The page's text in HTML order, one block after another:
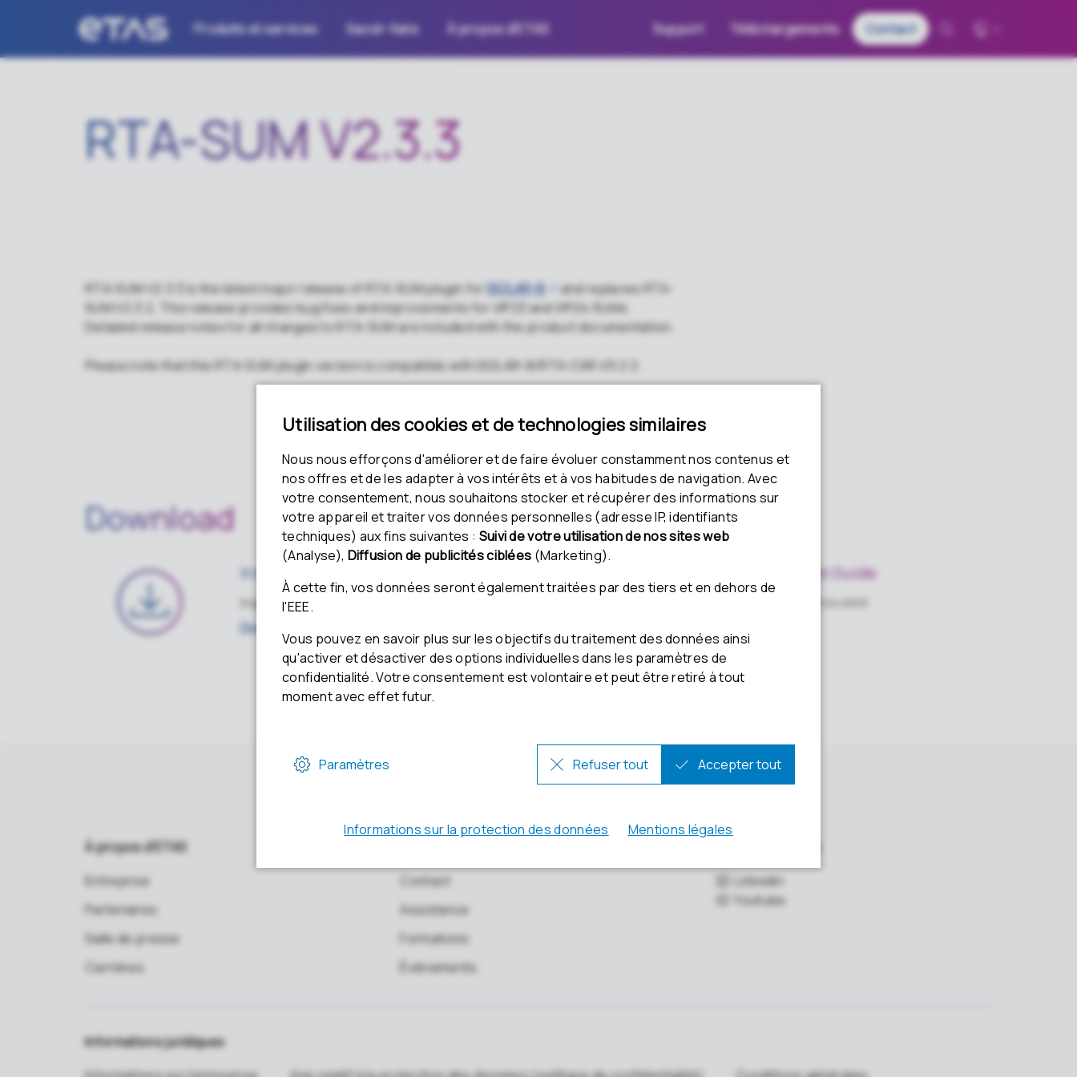
Produits et services Savoir-faire À propos d'ETAS Support Téléchargements Contact
RTA-SUM V2.3.3
RTA-SUM V2.3.3 is the latest major release of RTA-SUM plugin for ISOLAR-B
and replaces RTA-
SUM V2.3.2. This release provides bug fixes and improvements for VIP23 and VIP24 SUMs.
Detailed release notes for all changes to RTA-SUM are included with the product documentation.
Please note that this RTA-SUM plugin version is compatible with ISOLAR-B/RTA-CAR V9.2.2.
Download
Installation Package
English · ZIP · 84.12 MB · 10/19/2023
Download
Getting Started Guide
À propos d'ETAS
Entreprise
Partenaires
Salle de presse
Carrières
Contact
Assistance
Formations
Événements
Linkedin
Youtube
Informations juridiques